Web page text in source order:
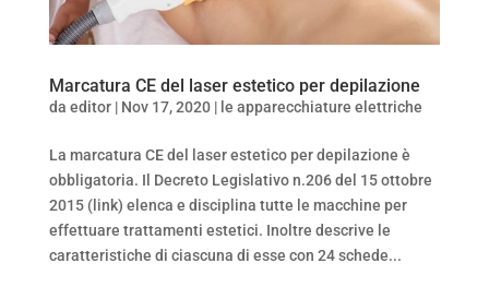
Marcatura CE del laser estetico per depilazione
da editor| Nov 17, 2020| le apparecchiature elettriche
La marcatura CE del laser estetico per depilazione è
obbligatoria. Il Decreto Legislativo n.206 del 15 ottobre
2015 (link) elenca e disciplina tutte le macchine per
effettuare trattamenti estetici. Inoltre descrive le
caratteristiche di ciascuna di esse con 24 schede...